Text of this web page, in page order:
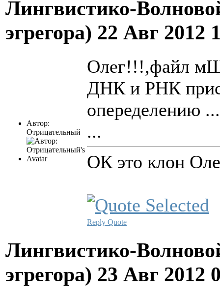
Лингвистико-
эгрегора) 22 Авг 2012
Автор:
Отрицательный
Олег!!!,файл
ДНК и РНК
опеределению
...
ОК это клон
Reply Quote
Лингвистико-
эгрегора) 23 Авг 2012